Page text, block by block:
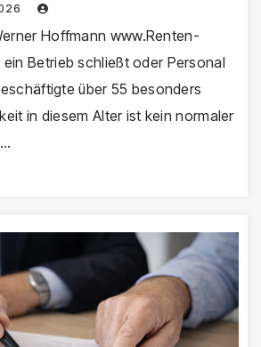
Hoffmann www.Renten-
ein Betrieb schließt oder Personal
über 55 besonders
in diesem Alter ist kein normaler